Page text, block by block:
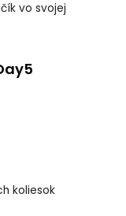
vo svojej
koliesok